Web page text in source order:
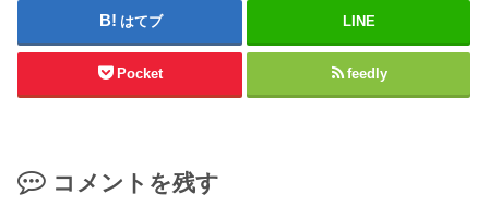
はてブ LINE
Pocket feedly
コメントを残す